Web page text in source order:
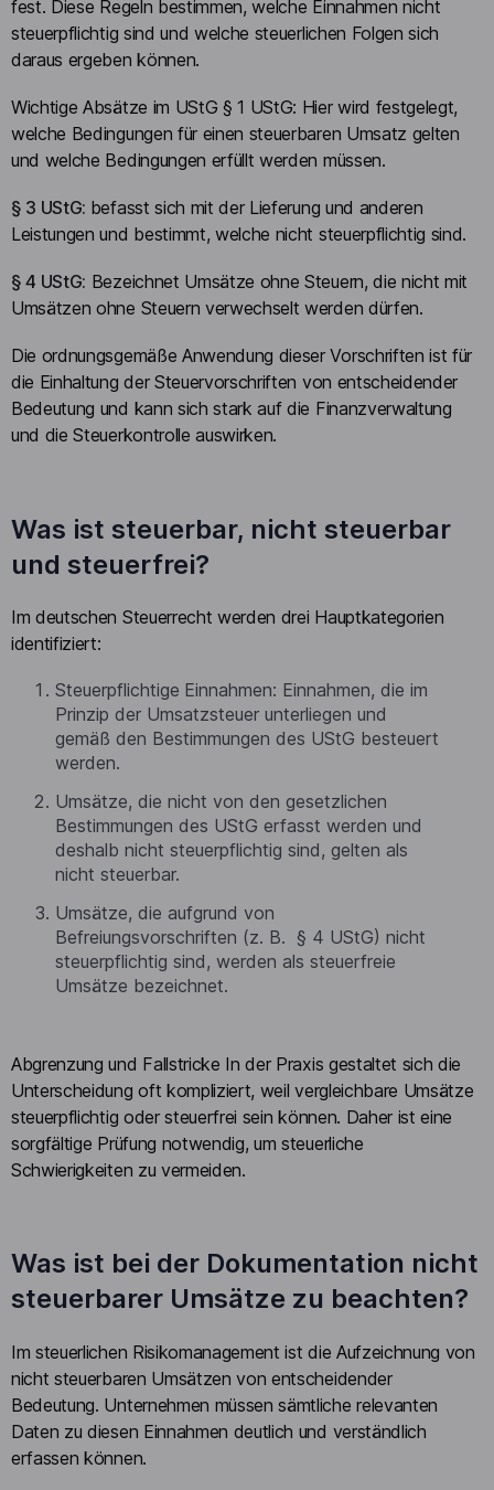
fest. Diese Regeln bestimmen, welche Einnahmen nicht
steuerpflichtig sind und welche steuerlichen Folgen sich
daraus ergeben können.
Wichtige Absätze im UStG § 1 UStG: Hier wird festgelegt,
welche Bedingungen für einen steuerbaren Umsatz gelten
und welche Bedingungen erfüllt werden müssen.
§ 3 UStG: befasst sich mit der Lieferung und anderen
Leistungen und bestimmt, welche nicht steuerpflichtig sind.
§ 4 UStG: Bezeichnet Umsätze ohne Steuern, die nicht mit
Umsätzen ohne Steuern verwechselt werden dürfen.
Die ordnungsgemäße Anwendung dieser Vorschriften ist für
die Einhaltung der Steuervorschriften von entscheidender
Bedeutung und kann sich stark auf die Finanzverwaltung
und die Steuerkontrolle auswirken.
Was ist steuerbar, nicht steuerbar
und steuerfrei?
Im deutschen Steuerrecht werden drei Hauptkategorien
identifiziert:
Steuerpflichtige Einnahmen: Einnahmen, die im
Prinzip der Umsatzsteuer unterliegen und
gemäß den Bestimmungen des UStG besteuert
werden.
Umsätze, die nicht von den gesetzlichen
Bestimmungen des UStG erfasst werden und
deshalb nicht steuerpflichtig sind, gelten als
nicht steuerbar.
Umsätze, die aufgrund von
Befreiungsvorschriften (z. B. § 4 UStG) nicht
steuerpflichtig sind, werden als steuerfreie
Umsätze bezeichnet.
Abgrenzung und Fallstricke In der Praxis gestaltet sich die
Unterscheidung oft kompliziert, weil vergleichbare Umsätze
steuerpflichtig oder steuerfrei sein können. Daher ist eine
sorgfältige Prüfung notwendig, um steuerliche
Schwierigkeiten zu vermeiden.
Was ist bei der Dokumentation nicht
steuerbarer Umsätze zu beachten?
Im steuerlichen Risikomanagement ist die Aufzeichnung von
nicht steuerbaren Umsätzen von entscheidender
Bedeutung. Unternehmen müssen sämtliche relevanten
Daten zu diesen Einnahmen deutlich und verständlich
erfassen können.